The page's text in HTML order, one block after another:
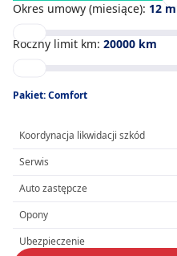
Okres umowy (miesiące): 12
Roczny limit km: 20000 km
Pakiet: Comfort
Koordynacja likwidacji szkód
Serwis
Auto zastępcze
Opony
Ubezpieczenie